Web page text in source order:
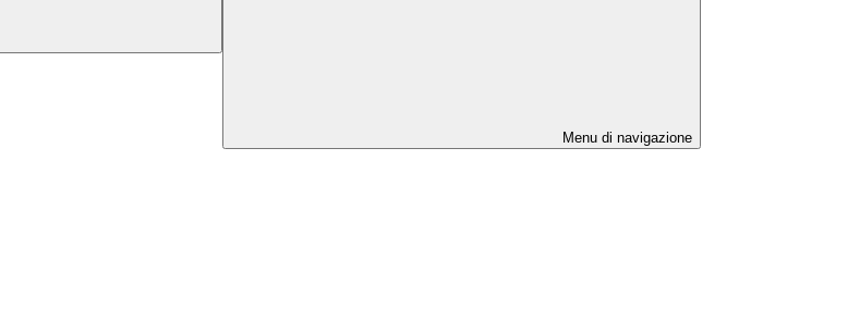
Menu di navigazione